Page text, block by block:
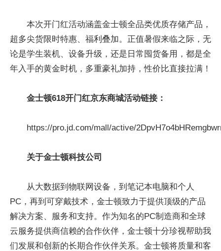
本次开门红活动涵盖金士顿全品类优质存储产品，
超多尖货限时特惠、福利叠加。正值暑假来临之际，无
论是学生装机、设备升级，还是日常囤货备用，都是全
年入手的黄金时机，多重豪礼加持，性价比直接拉满！
金士顿618开门红京东商城活动链接：
https://pro.jd.com/mall/active/
关于金士顿科技公司
从大数据到物联网设备，到笔记本电脑和个人
PC，再到可穿戴技术，金士顿致力于提供顶级的产品
解决方案、服务和支持。作为知名的PC制造商和全球
云服务提供商信赖的合作伙伴，金士顿十分珍视帮助我
们发展和创新的长期合作伙伴关系。金士顿将质量和客